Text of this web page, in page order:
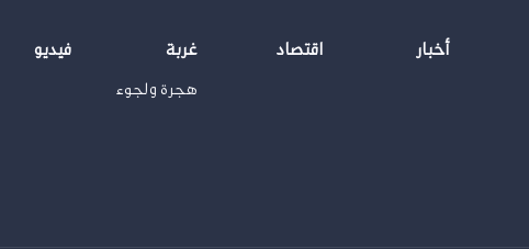
أخبار اقتصاد غربة
هجرة ولجوء
فيديو